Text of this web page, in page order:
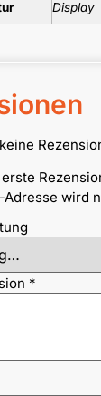
Display
Adresse wird
*